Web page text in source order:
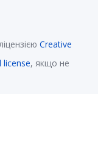
Creative
, якщо не